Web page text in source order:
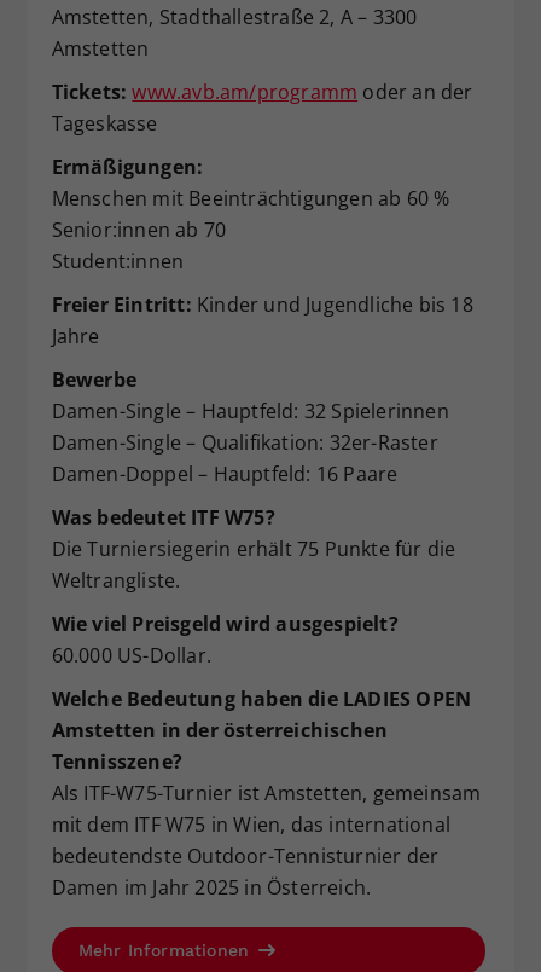
Amstetten, Stadthallestraße 2, A – 3300
Amstetten
Tickets: www.avb.am/programm oder an der
Tageskasse
Ermäßigungen:
Menschen mit Beeinträchtigungen ab 60 %
Senior:innen ab 70
Student:innen
Freier Eintritt: Kinder und Jugendliche bis 18
Jahre
Bewerbe
Damen-Single – Hauptfeld: 32 Spielerinnen
Damen-Single – Qualifikation: 32er-Raster
Damen-Doppel – Hauptfeld: 16 Paare
Was bedeutet ITF W75?
Die Turniersiegerin erhält 75 Punkte für die
Weltrangliste.
Wie viel Preisgeld wird ausgespielt?
60.000 US-Dollar.
Welche Bedeutung haben die LADIES OPEN
Amstetten in der österreichischen
Tennisszene?
Als ITF-W75-Turnier ist Amstetten, gemeinsam
mit dem ITF W75 in Wien, das international
bedeutendste Outdoor-Tennisturnier der
Damen im Jahr 2025 in Österreich.
Mehr Informationen